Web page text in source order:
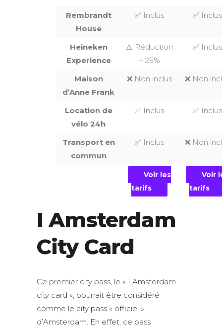
Rembrandt
House
✅ Inclus ✅ Inclus
Heineken
Experience
⚠️ Réduction
– 25%
✅ Inclus
Maison
d’Anne Frank
❌ Non inclus ❌ Non
Location de
vélo 24h
✅ Inclus ✅ Inclus
Transport en
commun
✅ Inclus ❌ Non
Voir les
tarifs
Voir
tarifs
I Amsterdam
City Card
Ce premier city pass, le « I Amsterdam
city card », pourrait être considéré
comme le city pass « officiel »
d’Amsterdam. En effet, ce pass